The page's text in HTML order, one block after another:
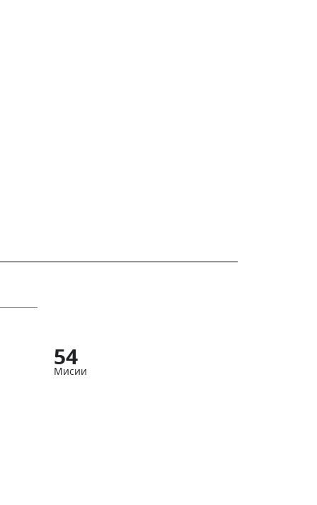
54
Мисии